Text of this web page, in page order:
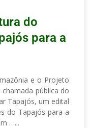
do
para a
e o Projeto
pública do
Tapajós, um edital
do Tapajós para a
…